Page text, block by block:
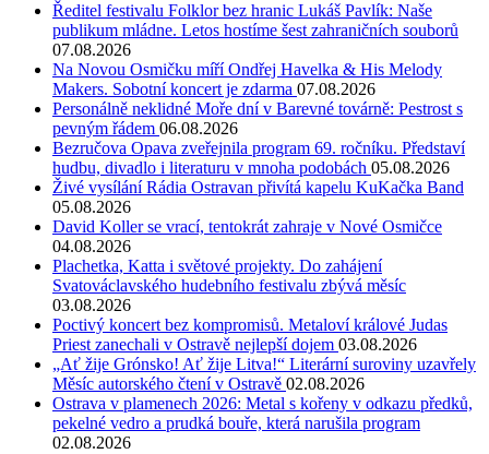
Ředitel festivalu Folklor bez hranic Lukáš Pavlík: Naše
publikum mládne. Letos hostíme šest zahraničních souborů
07.08.2026
Na Novou Osmičku míří Ondřej Havelka & His Melody
Makers. Sobotní koncert je zdarma 07.08.2026
Personálně neklidné Moře dní v Barevné továrně: Pestrost s
pevným řádem 06.08.2026
Bezručova Opava zveřejnila program 69. ročníku. Představí
hudbu, divadlo i literaturu v mnoha podobách 05.08.2026
Živé vysílání Rádia Ostravan přivítá kapelu KuKačka Band
05.08.2026
David Koller se vrací, tentokrát zahraje v Nové Osmičce
04.08.2026
Plachetka, Katta i světové projekty. Do zahájení
Svatováclavského hudebního festivalu zbývá měsíc
03.08.2026
Poctivý koncert bez kompromisů. Metaloví králové Judas
Priest zanechali v Ostravě nejlepší dojem 03.08.2026
„Ať žije Grónsko! Ať žije Litva!“ Literární suroviny uzavřely
Měsíc autorského čtení v Ostravě 02.08.2026
Ostrava v plamenech 2026: Metal s kořeny v odkazu předků,
pekelné vedro a prudká bouře, která narušila program
02.08.2026